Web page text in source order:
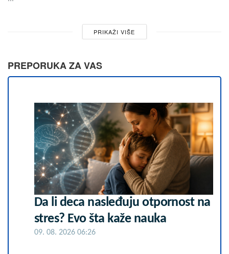
PRIKAŽI VIŠE
PREPORUKA ZA VAS
Da li deca nasleđuju otpornost na
stres? Evo šta kaže nauka
09. 08. 2026 06:26